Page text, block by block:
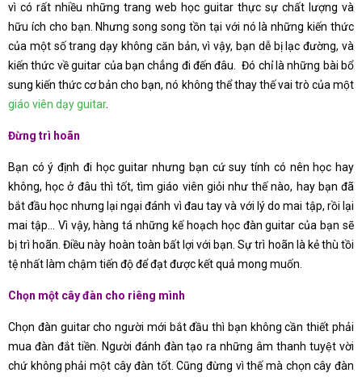
vì có rất nhiều những trang web học guitar thực sự chất lượng và
hữu ích cho bạn. Nhưng song song tồn tại với nó là những kiến thức
của một số trang dạy không căn bản, vì vậy, bạn dễ bị lạc đường, và
kiến thức về guitar của bạn chẳng đi đến đâu. Đó chỉ là những bài bổ
sung kiến thức cơ bản cho bạn, nó không thể thay thế vai trò của một
giáo viên dạy guitar.
Đừng trì hoãn
Bạn có ý định đi học guitar nhưng bạn cứ suy tính có nên học hay
không, học ở đâu thì tốt, tìm giáo viên giỏi như thế nào, hay bạn đã
bắt đầu học nhưng lại ngại đánh vì đau tay và với lý do mai tập, rồi lại
mai tập… Vì vậy, hàng tá những kế hoạch học đàn guitar của bạn sẽ
bị trì hoãn. Điều này hoàn toàn bất lợi với bạn. Sự trì hoãn là kẻ thù tồi
tệ nhất làm chậm tiến độ để đạt được kết quả mong muốn.
Chọn một cây đàn cho riêng mình
Chọn đàn guitar cho người mới bắt đầu thì bạn không cần thiết phải
mua đàn đắt tiền. Người đánh đàn tạo ra những âm thanh tuyệt vời
chứ không phải một cây đàn tốt. Cũng đừng vì thế mà chọn cây đàn